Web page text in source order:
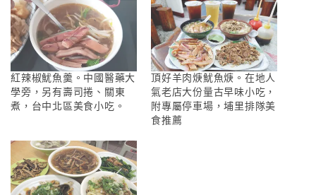
紅辣椒魷魚羹。中國醫藥大
學旁，另有壽司捲、關東
煮，台中北區美食小吃。
頂好羊肉焿魷魚焿。在地人
氣老店大份量古早味小吃，
附專屬停車場，埔里排隊美
食推薦